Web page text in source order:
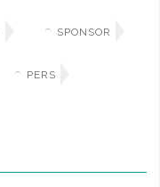
SPONSOR
PERS